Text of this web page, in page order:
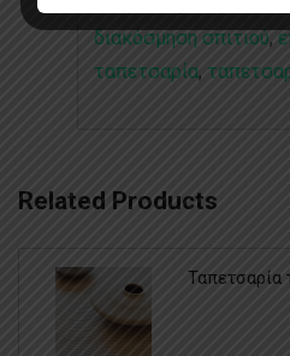
διακόσμηση σπιτιού,
ταπετσαρία,
Related Products
Ταπετσαρία